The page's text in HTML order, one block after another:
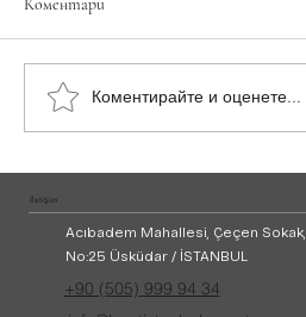
Яхта под наем в Истанбул
Коментирайте и оценете...
İletişim
Acıbadem Mahallesi, Çeçen
No:25 Üsküdar / İSTANBUL
+90 (505) 999 94 34